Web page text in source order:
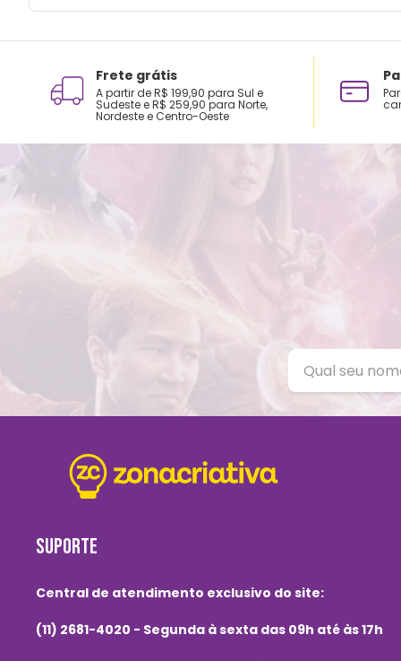
Frete grátis
A partir de R$ 199,90 para Sul e
Sudeste e R$ 259,90 para Norte,
Nordeste e Centro-Oeste
SUPORTE
Central de atendimento exclusivo do site:
(11) 2681-4020 - Segunda à sexta das 09h até às 17h